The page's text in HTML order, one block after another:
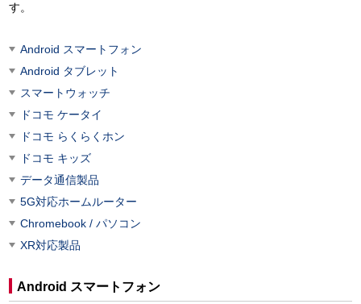
す。
Android スマートフォン
Android タブレット
スマートウォッチ
ドコモ ケータイ
ドコモ らくらくホン
ドコモ キッズ
データ通信製品
5G対応ホームルーター
Chromebook / パソコン
XR対応製品
Android スマートフォン